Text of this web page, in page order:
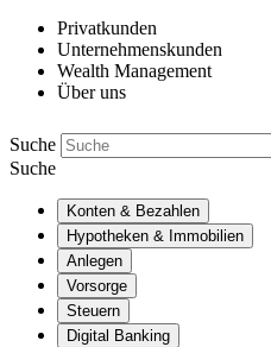
Privatkunden
Unternehmenskunden
Wealth Management
Über uns
Suche
Suche
Konten & Bezahlen
Hypotheken & Immobilien
Anlegen
Vorsorge
Steuern
Digital Banking